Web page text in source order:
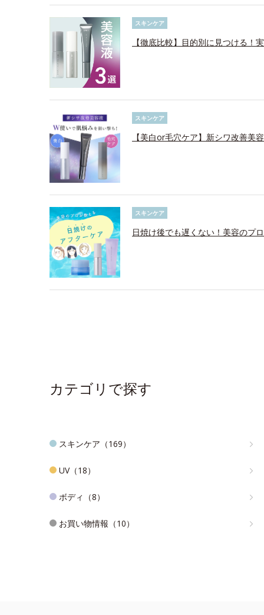
スキンケア
【徹底比較】目的別に見つける！
スキンケア
【美白or毛穴ケア】新シワ改善美
スキンケア
日焼け後でも遅くない！美容のプ
カテゴリで探す
スキンケア（169）
UV（18）
ボディ（8）
お買い物情報（10）